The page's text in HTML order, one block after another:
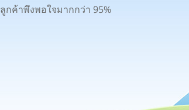
ลูกค้าพึงพอใจมากกว่า 95%